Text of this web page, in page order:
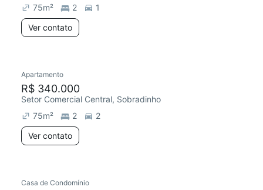
75m² 2
1
Ver contato
Redecorar
Apartamento
R$ 340.000
Setor Comercial Central, Sobradinho
75m² 2
2
Ver contato
Redecorar
Casa de Condomínio